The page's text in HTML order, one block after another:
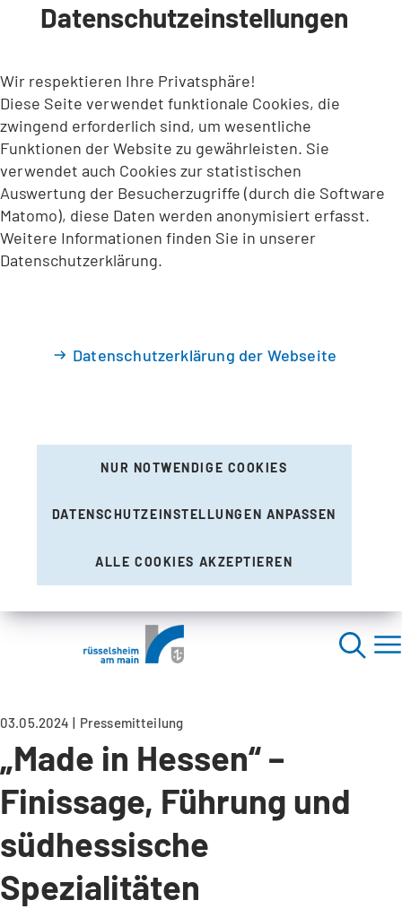
INHALT ANSPRINGEN
Datenschutzeinstellungen
Wir respektieren Ihre Privatsphäre!
Diese Seite verwendet funktionale Cookies, die
zwingend erforderlich sind, um wesentliche
Funktionen der Website zu gewährleisten. Sie
verwendet auch Cookies zur statistischen
Auswertung der Besucherzugriffe (durch die Software
Matomo), diese Daten werden anonymisiert erfasst.
Weitere Informationen finden Sie in unserer
Datenschutzerklärung.
Datenschutzerklärung der Webseite
NUR NOTWENDIGE COOKIES
DATENSCHUTZEINSTELLUNGEN ANPASSEN
ALLE COOKIES AKZEPTIEREN
03.05.2024 Pressemitteilung
„Made in Hessen“ –
Finissage, Führung und
südhessische
Spezialitäten